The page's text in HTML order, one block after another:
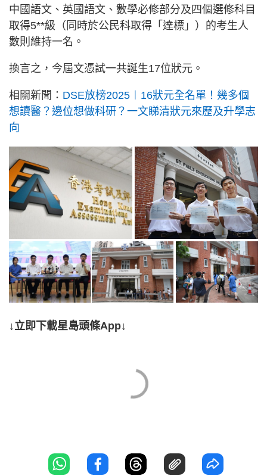
中國語文、英國語文、數學必修部分及四個選修科目
取得5**級（同時於公民科取得「達標」）的考生人
數則維持一名。
換言之，今屆文憑試一共誕生17位狀元。
相關新聞： DSE放榜2025︱16狀元全名單！幾多個
想讀醫？邊位想做科研？一文睇清狀元來歷及升學志
向
↓立即下載星島頭條App↓